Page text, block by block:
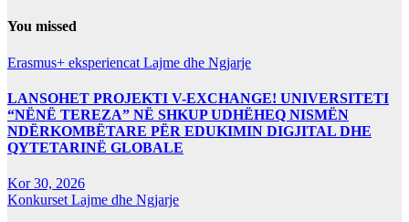
You missed
Erasmus+ eksperiencat Lajme dhe Ngjarje
LANSOHET PROJEKTI V-EXCHANGE! UNIVERSITETI
“NËNË TEREZA” NË SHKUP UDHËHEQ NISMËN
NDËRKOMBËTARE PËR EDUKIMIN DIGJITAL DHE
QYTETARINË GLOBALE
Kor 30, 2026
Konkurset Lajme dhe Ngjarje